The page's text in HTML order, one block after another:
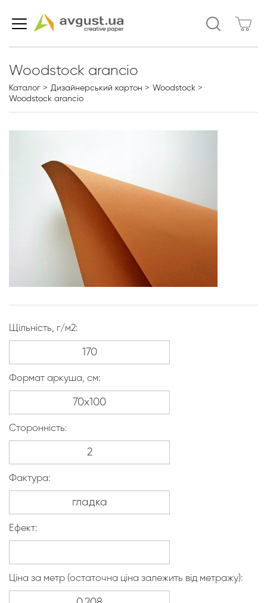
Woodstock arancio
Каталог Дизайнерський картон
Woodstock
Woodstock arancio
Щільність, г/м2:
Формат аркуша, см:
Сторонність:
Фактура:
Ефект:
Ціна за метр (остаточна ціна залежить від метражу):